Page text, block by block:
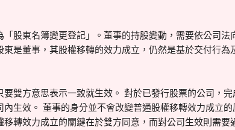
「股東名簿變更登記」。董事的持股變動，需要依公司法
是董事，其股權移轉的效力成立，仍然是基於交付行為
雙方意思表示一致就生效。 對於已發行股票的公司，
生效。 董事的身分並不會改變普通股權移轉效力成立
轉效力成立的關鍵在於雙方同意，而對公司生效則需要